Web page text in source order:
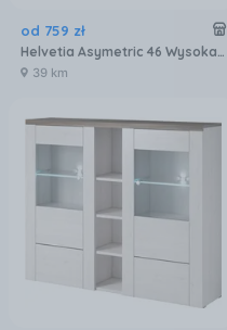
od 759 zł
Helvetia Asymetric 46 Wysoka Komoda 152 x 152 cm Dąb Wotan 3D 5900488592569
39 km